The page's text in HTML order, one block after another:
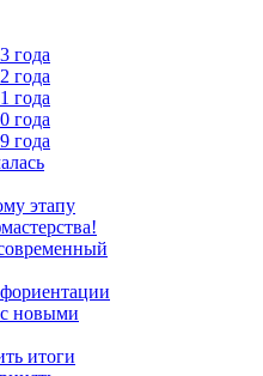
года
года
года
года
года
этапу
новыми
итоги